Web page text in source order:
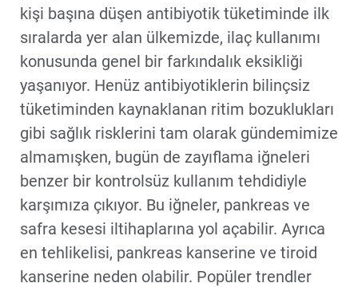
kişi başına düşen antibiyotik tüketiminde ilk
sıralarda yer alan ülkemizde, ilaç kullanımı
konusunda genel bir farkındalık eksikliği
yaşanıyor. Henüz antibiyotiklerin bilinçsiz
tüketiminden kaynaklanan ritim bozuklukları
gibi sağlık risklerini tam olarak gündemimize
almamışken, bugün de zayıflama iğneleri
benzer bir kontrolsüz kullanım tehdidiyle
karşımıza çıkıyor. Bu iğneler, pankreas ve
safra kesesi iltihaplarına yol açabilir. Ayrıca
en tehlikelisi, pankreas kanserine ve tiroid
kanserine neden olabilir. Popüler trendler